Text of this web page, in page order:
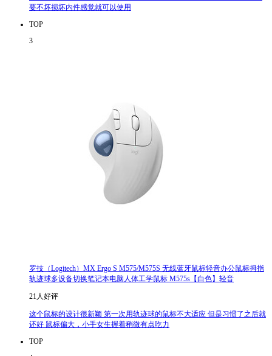
要不坏损坏内件感觉就可以使用
TOP
3
罗技（Logitech）MX Ergo S M575/M575S 无线蓝牙鼠标轻音办公鼠标拇指
轨迹球多设备切换笔记本电脑人体工学鼠标 M575s【白色】轻音
21人好评
这个鼠标的设计很新颖 第一次用轨迹球的鼠标不大适应 但是习惯了之后就
还好 鼠标偏大，小手女生握着稍微有点吃力
TOP